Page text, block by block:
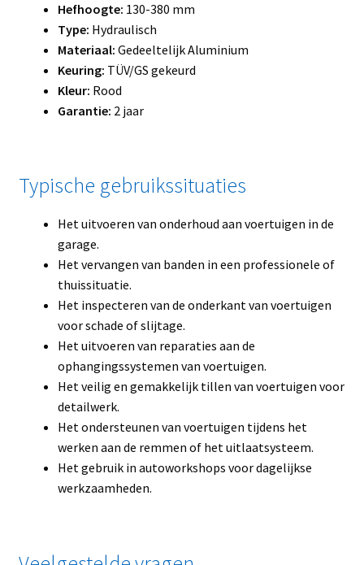
Hefhoogte: 130-380 mm
Type: Hydraulisch
Materiaal: Gedeeltelijk Aluminium
Keuring: TÜV/GS gekeurd
Kleur: Rood
Garantie: 2 jaar
Typische gebruikssituaties
Het uitvoeren van onderhoud aan voertuigen in de
garage.
Het vervangen van banden in een professionele of
thuissituatie.
Het inspecteren van de onderkant van voertuigen
voor schade of slijtage.
Het uitvoeren van reparaties aan de
ophangingssystemen van voertuigen.
Het veilig en gemakkelijk tillen van voertuigen voor
detailwerk.
Het ondersteunen van voertuigen tijdens het
werken aan de remmen of het uitlaatsysteem.
Het gebruik in autoworkshops voor dagelijkse
werkzaamheden.